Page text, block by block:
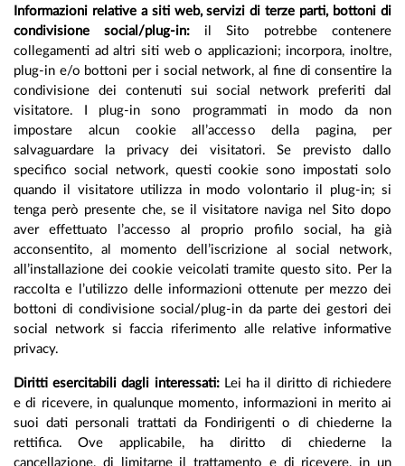
Informazioni relative a siti web, servizi di terze parti, bottoni di
condivisione social/plug-in: il Sito potrebbe contenere
collegamenti ad altri siti web o applicazioni; incorpora, inoltre,
plug-in e/o bottoni per i social network, al fine di consentire la
condivisione dei contenuti sui social network preferiti dal
visitatore. I plug-in sono programmati in modo da non
impostare alcun cookie all’accesso della pagina, per
salvaguardare la privacy dei visitatori. Se previsto dallo
specifico social network, questi cookie sono impostati solo
quando il visitatore utilizza in modo volontario il plug-in; si
tenga però presente che, se il visitatore naviga nel Sito dopo
aver effettuato l’accesso al proprio profilo social, ha già
acconsentito, al momento dell’iscrizione al social network,
all’installazione dei cookie veicolati tramite questo sito. Per la
raccolta e l’utilizzo delle informazioni ottenute per mezzo dei
bottoni di condivisione social/plug-in da parte dei gestori dei
social network si faccia riferimento alle relative informative
privacy.
Diritti esercitabili dagli interessati:Lei ha il diritto di richiedere
e di ricevere, in qualunque momento, informazioni in merito ai
suoi dati personali trattati da Fondirigenti o di chiederne la
rettifica. Ove applicabile, ha diritto di chiederne la
cancellazione, di limitarne il trattamento e di ricevere, in un